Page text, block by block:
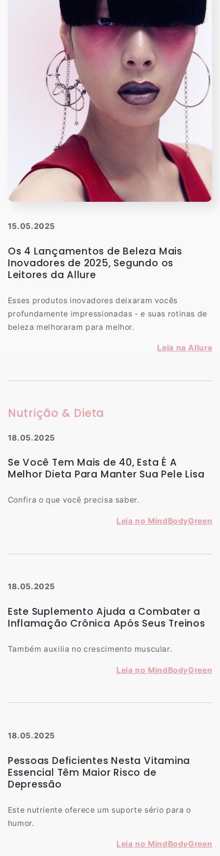
15.05.2025
Os 4 Lançamentos de Beleza Mais
Inovadores de 2025, Segundo os
Leitores da Allure
Esses produtos inovadores deixaram vocês
profundamente impressionadas - e suas rotinas de
beleza melhoraram para melhor.
Leia na Allure
Nutrição & Dieta
18.05.2025
Se Você Tem Mais de 40, Esta É A
Melhor Dieta Para Manter Sua Pele Lisa
Confira o que você precisa saber.
Leia no MindBodyGreen
18.05.2025
Este Suplemento Ajuda a Combater a
Inflamação Crônica Após Seus Treinos
Também auxilia no crescimento muscular.
Leia no MindBodyGreen
18.05.2025
Pessoas Deficientes Nesta Vitamina
Essencial Têm Maior Risco de
Depressão
Este nutriente oferece um suporte sério para o
humor.
Leia no MindBodyGreen